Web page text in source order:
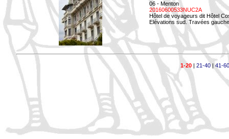
06 - Menton
20160600533NUC2A
Hôtel de voyageurs dit Hôtel
Elévations sud. Travées
1-20 | 21-40| 41-60